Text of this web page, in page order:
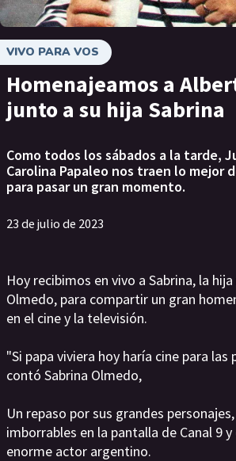
VIVO PARA VOS
Homenajeamos a
junto a su hija Sabrina
Como todos los sábados a la tarde,
Carolina Papaleo nos traen lo mejor
para pasar un gran momento.
23 de julio de 2023
Hoy recibimos en vivo a Sabrina, la
Olmedo, para compartir un gran
en el cine y la televisión.
"Si papa viviera hoy haría cine para
contó Sabrina Olmedo,
Un repaso por sus grandes
imborrables en la pantalla de Canal 9
enorme actor argentino.